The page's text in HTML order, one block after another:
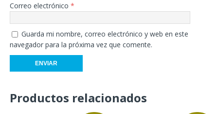
Correo electrónico *
Guarda mi nombre, correo electrónico y web en este
navegador para la próxima vez que comente.
Productos relacionados